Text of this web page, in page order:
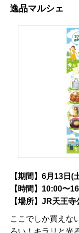
逸品マルシェ
【期間】6月13日(
【時間】10:00〜
【場所】JR天王寺
ここでしか買えな